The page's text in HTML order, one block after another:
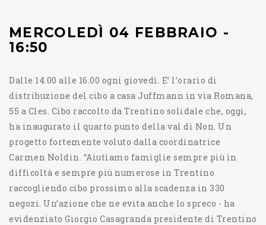
MERCOLEDÌ 04 FEBBRAIO -
16:50
Dalle 14.00 alle 16.00 ogni giovedì. E’ l’orario di
distribuzione del cibo a casa Juffmann in via Romana,
55 a Cles. Cibo raccolto da Trentino solidale che, oggi,
ha inaugurato il quarto punto della val di Non. Un
progetto fortemente voluto dalla coordinatrice
Carmen Noldin. “Aiutiamo famiglie sempre più in
difficoltà e sempre più numerose in Trentino
raccogliendo cibo prossimo alla scadenza in 330
negozi. Un’azione che ne evita anche lo spreco - ha
evidenziato Giorgio Casagranda presidente di Trentino